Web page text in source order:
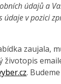
údajů a
údaje v pozici
zaujala,
životopis
.